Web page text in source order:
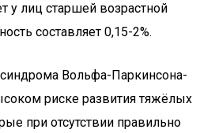
у лиц старшей возрастной
составляет 0,15-2%.
Вольфа-Паркинсона-
риске развития тяжёлых
при отсутствии правильно